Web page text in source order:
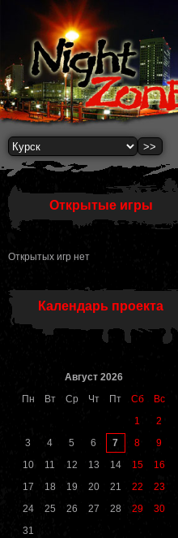
Открытые игры
Открытых игр нет
Календарь проекта
Август 2026
Пн
Вт Ср Чт Пт Сб
Вс
1
2
3
4 5 6 7 8
9
10
11 12 13 14 15
16
17
18 19 20 21 22
23
24
25 26 27 28 29
30
31